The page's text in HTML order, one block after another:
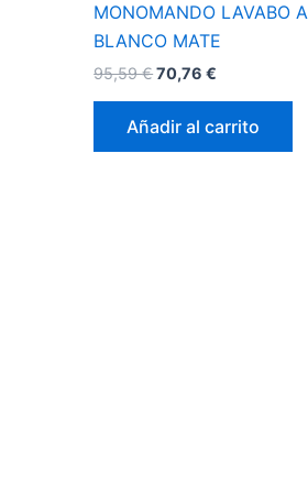
MONOMANDO LAVABO
BLANCO MATE
95,59€70,76€
Añadir al carrito